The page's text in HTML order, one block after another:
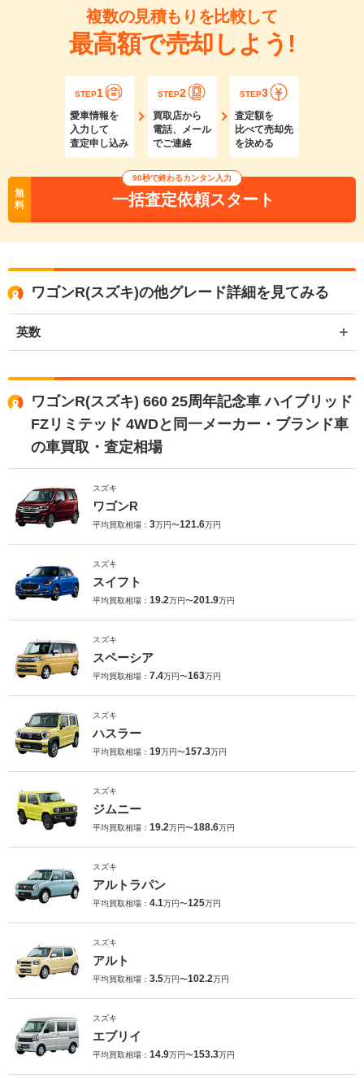
複数の見積もりを比較して
最高額で売却しよう!
STEP1
愛車情報を
入力して
査定申し込み
STEP2
買取店から
電話、メール
でご連絡
STEP3
査定額を
比べて売却先
を決める
無
料
90秒で終わるカンタン入力
一括査定依頼スタート
ワゴンR(スズキ)の他グレード詳細を見てみる
英数
ワゴンR(スズキ) 660 25周年記念車 ハイブリッド
FZリミテッド 4WDと同一メーカー・ブランド車
の車買取・査定相場
スズキ
ワゴンR
平均買取相場： 3万円〜121.6万円
スズキ
スイフト
平均買取相場： 19.2万円〜201.9万円
スズキ
スペーシア
平均買取相場： 7.4万円〜163万円
スズキ
ハスラー
平均買取相場： 19万円〜157.3万円
スズキ
ジムニー
平均買取相場： 19.2万円〜188.6万円
スズキ
アルトラパン
平均買取相場： 4.1万円〜125万円
スズキ
アルト
平均買取相場： 3.5万円〜102.2万円
スズキ
エブリイ
平均買取相場： 14.9万円〜153.3万円